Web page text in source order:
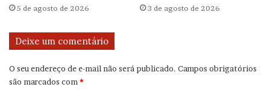
5 de agosto de 2026 3 de agosto de 2026
Deixe um comentário
O seu endereço de e-mail não será publicado. Campos obrigatórios
são marcados com*